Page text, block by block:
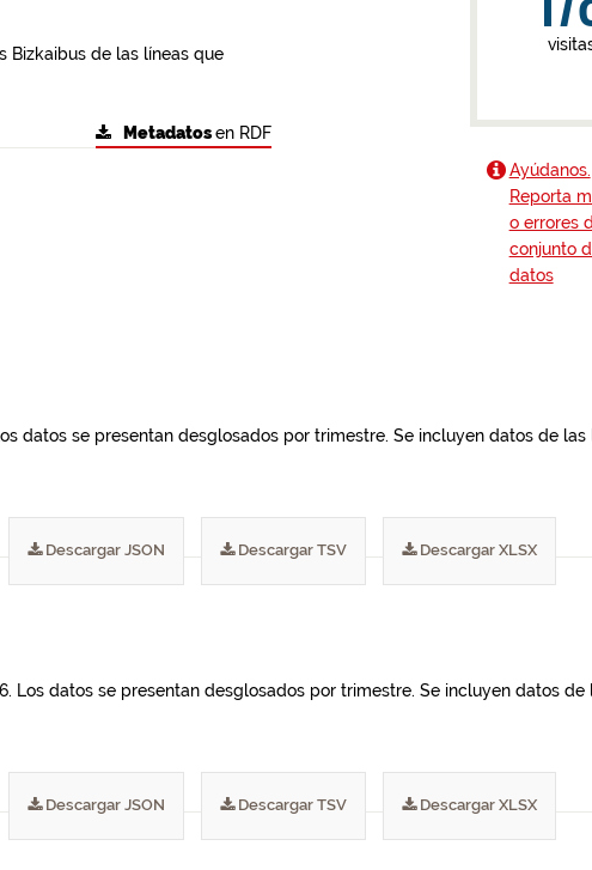
Bizkaibus de las líneas que
Metadatosen RDF
Ayúdanos.
Reporta
o errores
conjunto
datos
datos se presentan desglosados por trimestre. Se incluyen datos de
Descargar JSON Descargar TSV Descargar XLSX
Los datos se presentan desglosados por trimestre. Se incluyen datos
Descargar JSON Descargar TSV Descargar XLSX